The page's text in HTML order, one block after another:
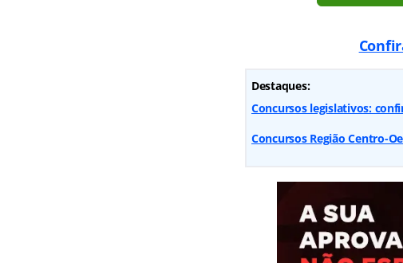
Destaques:
Concursos legislativos:
Concursos Região Centro-